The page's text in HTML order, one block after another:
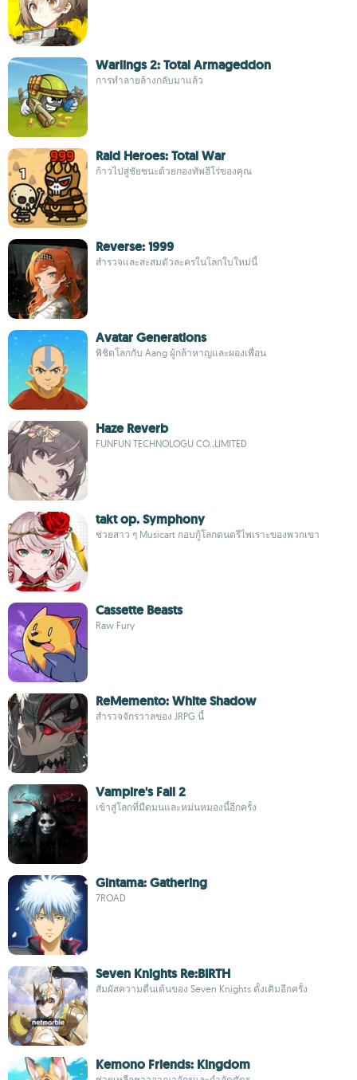
Warlings 2: Total Armageddon
การทำลายล้างกลับมาแล้ว
Raid Heroes: Total War
ก้าวไปสู่ชัยชนะด้วยกองทัพฮีโร่ของคุณ
Reverse: 1999
สำรวจและสะสมตัวละครในโลกใบใหม่นี้
Avatar Generations
พิชิตโลกกับ Aang ผู้กล้าหาญและผองเพื่อน
Haze Reverb
FUNFUN TECHNOLOGU CO.,LIMITED
takt op. Symphony
ช่วยสาว ๆ Musicart กอบกู้โลกดนตรีไพเราะของพวกเขา
Cassette Beasts
Raw Fury
ReMemento: White Shadow
สำรวจจักรวาลของ JRPG นี้
Vampire's Fall 2
เข้าสู่โลกที่มืดมนและหม่นหมองนี้อีกครั้ง
Gintama: Gathering
7ROAD
Seven Knights Re:BIRTH
สัมผัสความตื่นเต้นของ Seven Knights ดั้งเดิมอีกครั้ง
Kemono Friends: Kingdom